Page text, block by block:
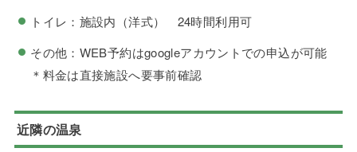
トイレ：施設内（洋式） 24時間利用可
その他：WEB予約はgoogleアカウントでの申込が可能
＊料金は直接施設へ要事前確認
近隣の温泉